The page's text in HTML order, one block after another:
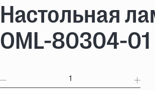
Настольная
OML-80304-01